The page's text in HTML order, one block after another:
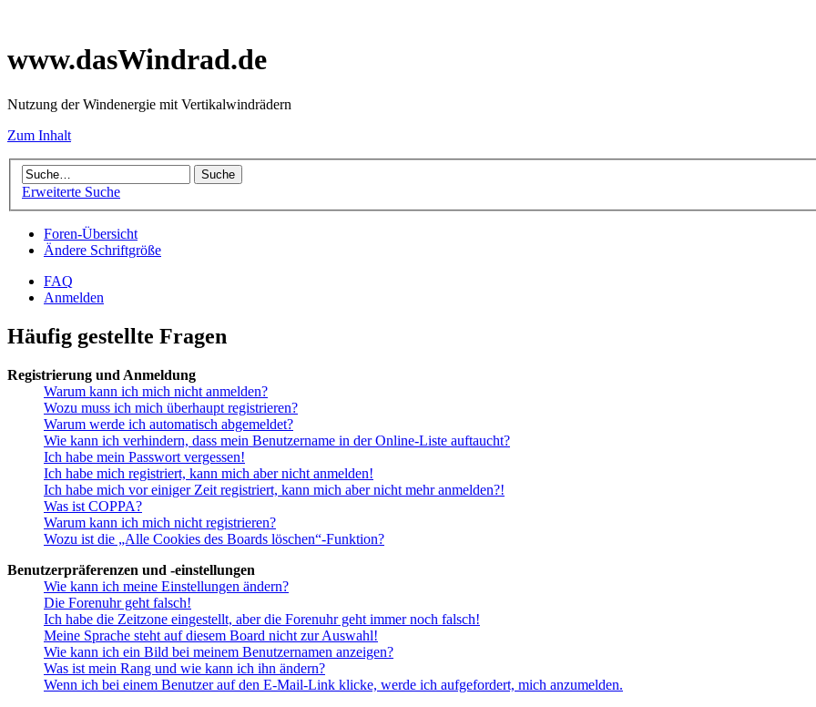
www.dasWindrad.de
Nutzung der Windenergie mit Vertikalwindrädern
Zum Inhalt
Erweiterte Suche
Foren-Übersicht
Ändere Schriftgröße
FAQ
Anmelden
Häufig gestellte Fragen
Registrierung und Anmeldung
Warum kann ich mich nicht anmelden?
Wozu muss ich mich überhaupt registrieren?
Warum werde ich automatisch abgemeldet?
Wie kann ich verhindern, dass mein Benutzername in der Online-Liste auftaucht?
Ich habe mein Passwort vergessen!
Ich habe mich registriert, kann mich aber nicht anmelden!
Ich habe mich vor einiger Zeit registriert, kann mich aber nicht mehr anmelden?!
Was ist COPPA?
Warum kann ich mich nicht registrieren?
Wozu ist die „Alle Cookies des Boards löschen“-Funktion?
Benutzerpräferenzen und -einstellungen
Wie kann ich meine Einstellungen ändern?
Die Forenuhr geht falsch!
Ich habe die Zeitzone eingestellt, aber die Forenuhr geht immer noch falsch!
Meine Sprache steht auf diesem Board nicht zur Auswahl!
Wie kann ich ein Bild bei meinem Benutzernamen anzeigen?
Was ist mein Rang und wie kann ich ihn ändern?
Wenn ich bei einem Benutzer auf den E-Mail-Link klicke, werde ich aufgefordert, mich anzumelden.